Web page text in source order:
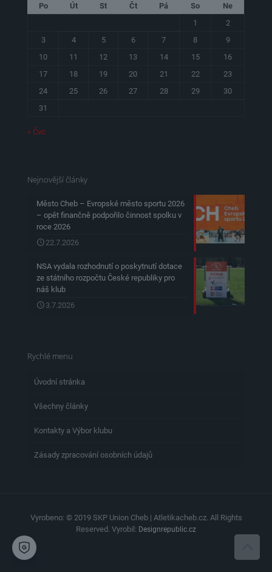
Po Út St Čt Pá So
Ne
1
2
3
4 5 6 7 8
9
10
11 12 13 14 15
16
17
18 19 20 21 22
23
24
25 26 27 28 29
30
31
« Čvc
Nejnovější články
Město Cheb – Evropské město sportu 2026
– opět finančně podpořilo činnost spolku v
roce 2026
22.7.2026
NSA vydala rozhodnutí o poskytnutí dotace
ze státního rozpočtu České republiky pro
náš klub
3.7.2026
Rychlé menu
Úvodní stránka
Všechny články
Kontakty a Výbor klubu
Zásady zpracování osobních údajů
Vyrobeno: © 2019 SKP Union Cheb | Atletikacheb.cz. All Rights
Reserved. Vyrobil: Designrepublic.cz